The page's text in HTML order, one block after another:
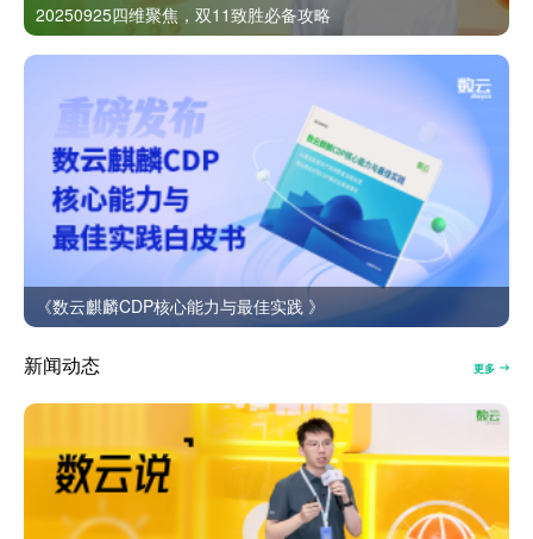
20250925四维聚焦，双11致胜必备攻略
《数云麒麟CDP核心能力与最佳实践 》
新闻动态 更多